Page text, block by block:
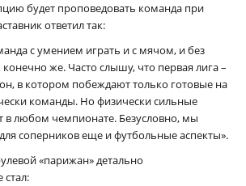
будет проповедовать команда при
ответил так:
с умением играть и с мячом, и без
же. Часто слышу, что первая лига –
в котором побеждают только готовые на
команды. Но физически сильные
любом чемпионате. Безусловно, мы
соперников еще и футбольные аспекты».
«парижан» детально
стал: